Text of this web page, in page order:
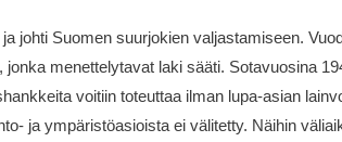
johti Suomen suurjokien valjastamiseen.
menettelytavat laki sääti. Sotavuosina
voitiin toteuttaa ilman lupa-asian
ja ympäristöasioista ei välitetty. Näihin